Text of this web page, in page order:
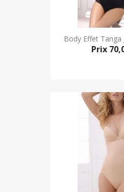
Body Effet Tanga
Prix